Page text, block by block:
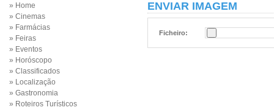
» Home
» Cinemas
» Farmácias
» Feiras
» Eventos
» Horóscopo
» Classificados
» Localização
» Gastronomia
» Roteiros Turísticos
ENVIAR IMAGEM
Ficheiro: